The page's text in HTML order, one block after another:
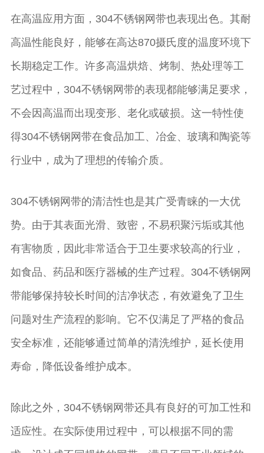
在高温应用方面，304不锈钢网带也表现出色。其耐
高温性能良好，能够在高达870摄氏度的温度环境下
长期稳定工作。许多高温烘焙、烤制、热处理等工
艺过程中，304不锈钢网带的表现都能够满足要求，
不会因高温而出现变形、老化或破损。这一特性使
得304不锈钢网带在食品加工、冶金、玻璃和陶瓷等
行业中，成为了理想的传输介质。
304不锈钢网带的清洁性也是其广受青睐的一大优
势。由于其表面光滑、致密，不易积聚污垢或其他
有害物质，因此非常适合于卫生要求较高的行业，
如食品、药品和医疗器械的生产过程。304不锈钢网
带能够保持较长时间的洁净状态，有效避免了卫生
问题对生产流程的影响。它不仅满足了严格的食品
安全标准，还能够通过简单的清洗维护，延长使用
寿命，降低设备维护成本。
除此之外，304不锈钢网带还具有良好的可加工性和
适应性。在实际使用过程中，可以根据不同的需